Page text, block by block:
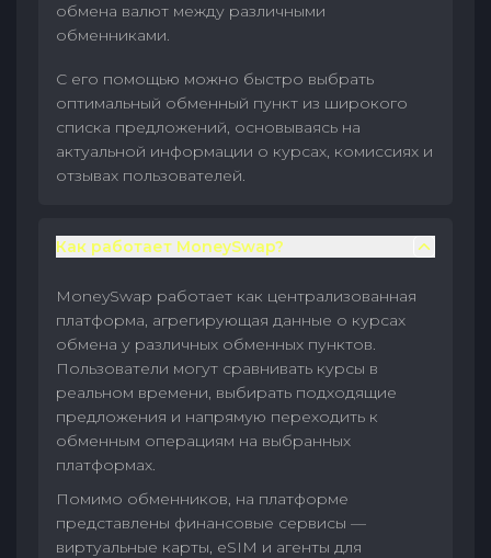
обмена валют между различными
обменниками.
С его помощью можно быстро выбрать
оптимальный обменный пункт из широкого
списка предложений, основываясь на
актуальной информации о курсах, комиссиях и
отзывах пользователей.
Как работает MoneySwap?
MoneySwap работает как централизованная
платформа, агрегирующая данные о курсах
обмена у различных обменных пунктов.
Пользователи могут сравнивать курсы в
реальном времени, выбирать подходящие
предложения и напрямую переходить к
обменным операциям на выбранных
платформах.
Помимо обменников, на платформе
представлены финансовые сервисы —
виртуальные карты, eSIM и агенты для